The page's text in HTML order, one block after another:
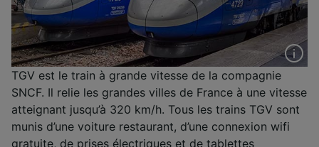
TGV est le train à grande vitesse de la compagnie
SNCF. Il relie les grandes villes de France à une vitesse
atteignant jusqu’à 320 km/h. Tous les trains TGV sont
munis d’une voiture restaurant, d’une connexion wifi
gratuite, de prises électriques et de tablettes